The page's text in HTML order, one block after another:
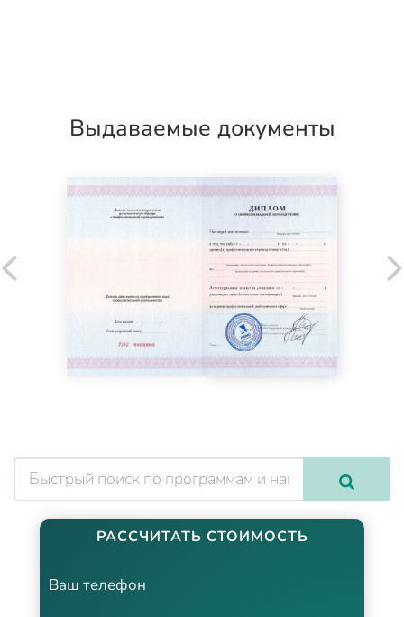
Выдаваемые документы
РАССЧИТАТЬ СТОИМОСТЬ
Ваш телефон